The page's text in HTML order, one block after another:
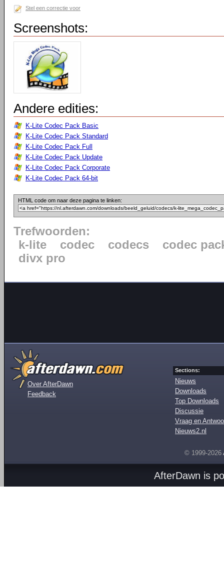
Stel een correctie voor
Screenshots:
Andere edities:
K-Lite Codec Pack Basic
K-Lite Codec Pack Standard
K-Lite Codec Pack Full
K-Lite Codec Pack Update
K-Lite Codec Pack Corporate
K-Lite Codec Pack 64-bit
HTML code om naar deze pagina te linken:
Trefwoorden:
k-lite
codec codecs
codec
divx pro
Over AfterDawn
Feedback
Sections:
Nieuws
Downloads
Top Downloads
Discussie
Vraag en
Nieuws2.nl
© 1999-2026
AfterDawn is